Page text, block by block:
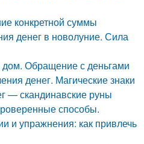
конкретной суммы
денег в новолуние. Сила
дом. Обращение с деньгами
денег. Магические знаки
— скандинавские руны
способы.
и упражнения: как привлечь